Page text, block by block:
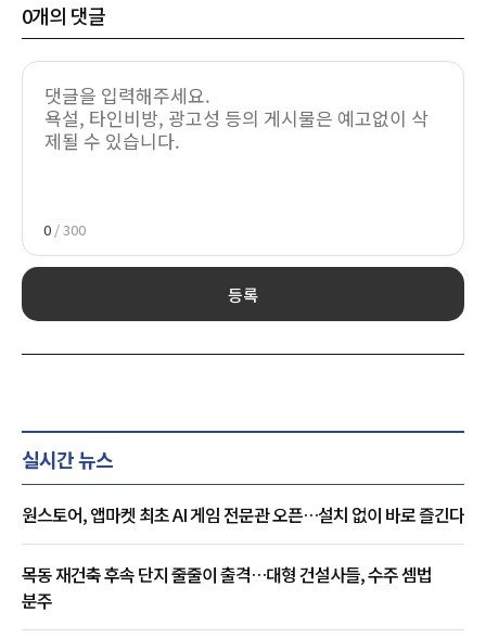
0개의 댓글
0 / 300
등록
실시간 뉴스
원스토어, 앱마켓 최초 AI 게임 전문관 오픈…설치 없이 바로 즐긴다
목동 재건축 후속 단지 줄줄이 출격…대형 건설사들, 수주 셈법
분주